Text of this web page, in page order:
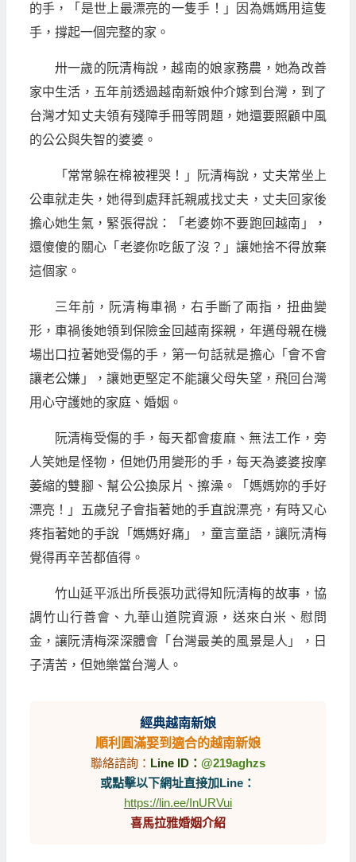
的手，「是世上最漂亮的一隻手！」因為媽媽用這隻
手，撐起一個完整的家。
卅一歲的阮清梅說，越南的娘家務農，她為改善
家中生活，五年前透過越南新娘仲介嫁到台灣，到了
台灣才知丈夫領有殘障手冊等問題，她還要照顧中風
的公公與失智的婆婆。
「常常躲在棉被裡哭！」阮清梅說，丈夫常坐上
公車就走失，她得到處拜託親戚找丈夫，丈夫回家後
擔心她生氣，緊張得說：「老婆妳不要跑回越南」，
還傻傻的關心「老婆你吃飯了沒？」讓她捨不得放棄
這個家。
三年前，阮清梅車禍，右手斷了兩指，扭曲變
形，車禍後她領到保險金回越南探親，年邁母親在機
場出口拉著她受傷的手，第一句話就是擔心「會不會
讓老公嫌」，讓她更堅定不能讓父母失望，飛回台灣
用心守護她的家庭、婚姻。
阮清梅受傷的手，每天都會痠麻、無法工作，旁
人笑她是怪物，但她仍用變形的手，每天為婆婆按摩
萎縮的雙腳、幫公公換尿片、擦澡。「媽媽妳的手好
漂亮！」五歲兒子會指著她的手直說漂亮，有時又心
疼指著她的手說「媽媽好痛」，童言童語，讓阮清梅
覺得再辛苦都值得。
竹山延平派出所長張功武得知阮清梅的故事，協
調竹山行善會、九華山道院資源，送來白米、慰問
金，讓阮清梅深深體會「台灣最美的風景是人」，日
子清苦，但她樂當台灣人。
經典越南新娘
順利圓滿娶到適合的越南新娘
聯絡諮詢： Line ID： @219aghzs
或點擊以下網址直接加Line：
https://lin.ee/InURVui
喜馬拉雅婚姻介紹